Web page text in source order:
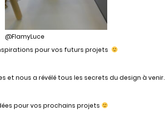
@FlamyLuce
pour vos futurs projets
et nous a révélé tous les secrets du design à venir.
pour vos prochains projets